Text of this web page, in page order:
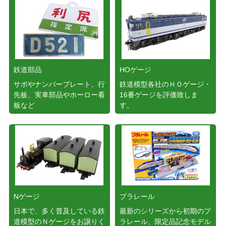
鉄道部品
サボやナンバープレート、行
先板、実車部品やホーロー看
板など
HOゲージ
鉄道模型各社のＨＯゲージ・
16番ゲージを評価致しま
す。
Nゲージ
日本で、多く普及している鉄
道模型のＮゲージをお譲りく
プラレール
最新のシリーズから初期のプ
ラレール、限定品記念モデル